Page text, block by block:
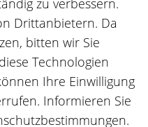
im Gehirn
und
bis hin zu weiteren
und
Drittanbietern. Da
bitten wir Sie
Technologien
Ihre Einwilligung
Informieren Sie